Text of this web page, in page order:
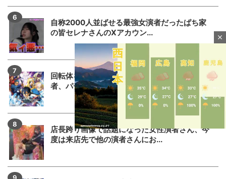
自称2000人並ばせる最強女演者だったぱち家
の皆セレナさんのXアカウン...
回転体を狙い打ちする「SAOアリス打法」発案
者、パチSAO公式垢にブロ...
店長跨り画像で話題になった女性演者さん、今
度は来店先で他の演者さんにお...
close
u